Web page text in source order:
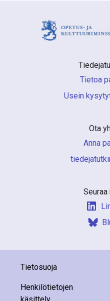
Tietoa
Usein
Ota
Anna
Seuraa
Tietosuoja
Henkilötietojen